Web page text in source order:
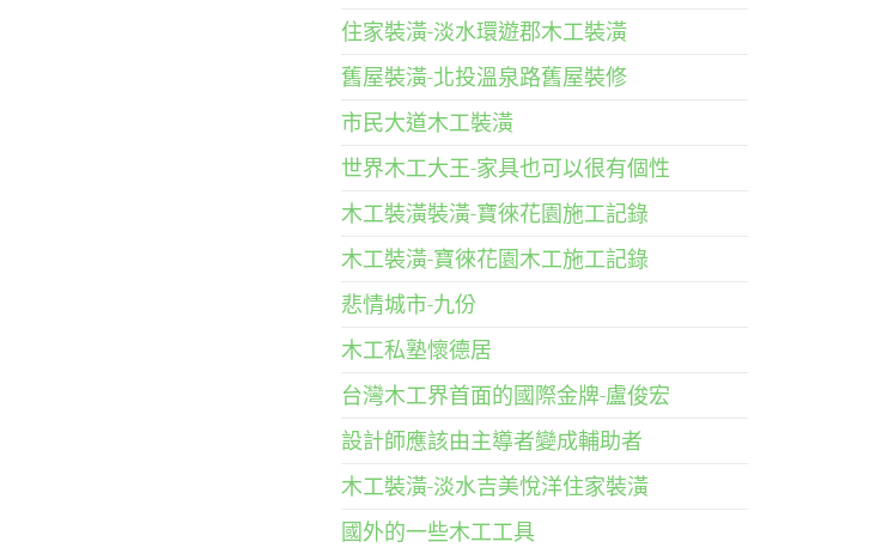
住家裝潢-淡水環遊郡木工裝潢
舊屋裝潢-北投溫泉路舊屋裝修
市民大道木工裝潢
世界木工大王-家具也可以很有個性
木工裝潢裝潢-寶徠花園施工記錄
木工裝潢-寶徠花園木工施工記錄
悲情城市-九份
木工私塾懷德居
台灣木工界首面的國際金牌-盧俊宏
設計師應該由主導者變成輔助者
木工裝潢-淡水吉美悅洋住家裝潢
國外的一些木工工具